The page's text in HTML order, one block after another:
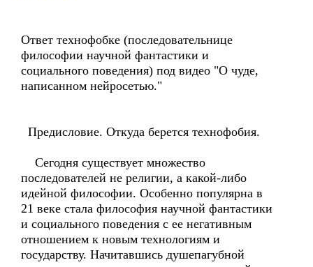
Ответ технофобке (последовательнице
философии научной фантастики и
социального поведения) под видео "О чуде,
написанном нейросетью."
Предисловие. Откуда берется технофобия.
Сегодня существует множество
последователей не религии, а какой-либо
идейной философии. Особенно популярна в
21 веке стала философия научной фантастики
и социального поведения с ее негативным
отношением к новым технологиям и
государству. Начитавшись душепагубной